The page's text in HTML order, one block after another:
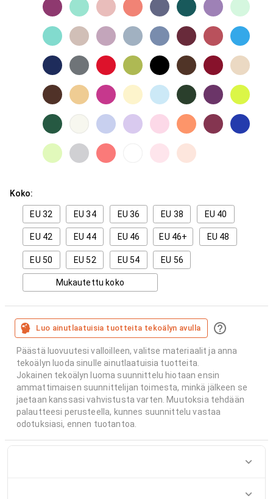
Koko:
EU 32 EU 34 EU 36 EU 38 EU 40
EU 42 EU 44 EU 46 EU 46+ EU 48
EU 50 EU 52 EU 54 EU 56
Mukautettu koko
Luo ainutlaatuisia tuotteita tekoälyn avulla
Päästä luovuutesi valloilleen, valitse materiaalit ja anna
tekoälyn luoda sinulle ainutlaatuisia tuotteita.
Jokainen tekoälyn luoma suunnittelu hiotaan ensin
ammattimaisen suunnittelijan toimesta, minkä jälkeen se
jaetaan kanssasi vahvistusta varten. Muutoksia tehdään
palautteesi perusteella, kunnes suunnittelu vastaa
odotuksiasi, ennen tuotantoa.